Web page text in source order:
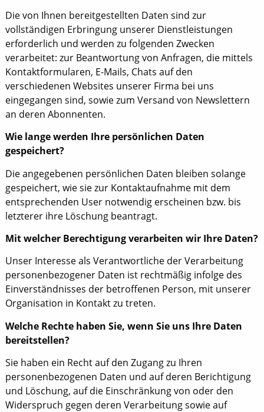
Die von Ihnen bereitgestellten Daten sind zur
vollständigen Erbringung unserer Dienstleistungen
erforderlich und werden zu folgenden Zwecken
verarbeitet: zur Beantwortung von Anfragen, die mittels
Kontaktformularen, E-Mails, Chats auf den
verschiedenen Websites unserer Firma bei uns
eingegangen sind, sowie zum Versand von Newslettern
an deren Abonnenten.
Wie lange werden Ihre persönlichen Daten
gespeichert?
Die angegebenen persönlichen Daten bleiben solange
gespeichert, wie sie zur Kontaktaufnahme mit dem
entsprechenden User notwendig erscheinen bzw. bis
letzterer ihre Löschung beantragt.
Mit welcher Berechtigung verarbeiten wir Ihre Daten?
Unser Interesse als Verantwortliche der Verarbeitung
personenbezogener Daten ist rechtmäßig infolge des
Einverständnisses der betroffenen Person, mit unserer
Organisation in Kontakt zu treten.
Welche Rechte haben Sie, wenn Sie uns Ihre Daten
bereitstellen?
Sie haben ein Recht auf den Zugang zu Ihren
personenbezogenen Daten und auf deren Berichtigung
und Löschung, auf die Einschränkung von oder den
Widerspruch gegen deren Verarbeitung sowie auf